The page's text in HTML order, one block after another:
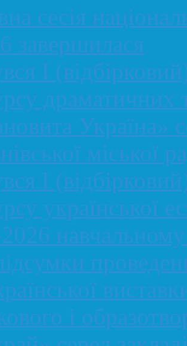
сесія
завершилася
І
драматичних
Україна»
міської
І
української
і